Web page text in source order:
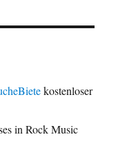
kostenloser
in Rock Music